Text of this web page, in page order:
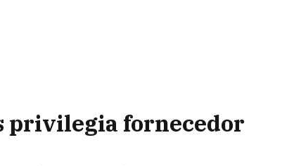
privilegia fornecedor